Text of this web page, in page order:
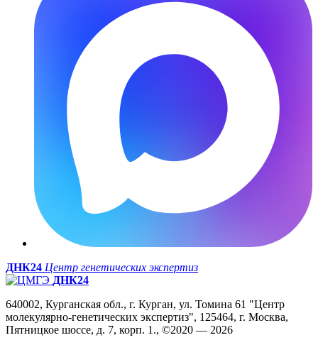
ДНК24 Центр генетических экспертиз
ДНК24
640002, Курганская обл., г. Курган, ул. Томина 61 "Центр
молекулярно-генетических экспертиз", 125464, г. Москва,
Пятницкое шоссе, д. 7, корп. 1., ©2020 — 2026